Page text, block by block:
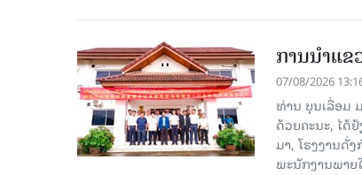
ການນຳແ
07/08/2026
ທ່ານ ບຸນເລື່ອມ
ດ້ວຍຄະນະ, ໄດ້
ມາ, ໂຮງ​ງານ​ດັ່
ພະນັກງານພາຍ